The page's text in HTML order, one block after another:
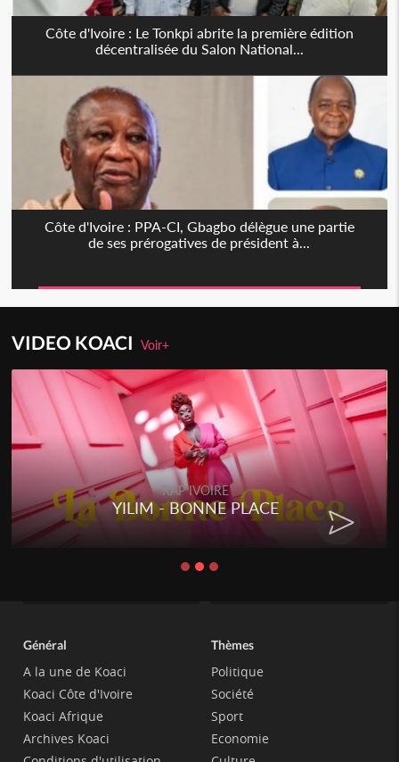
Côte d'Ivoire : Le Tonkpi abrite la première édition
décentralisée du Salon National...
Côte d'Ivoire : PPA-CI, Gbagbo délègue une partie
de ses prérogatives de président à...
VIDEO KOACIVoir+
RAP IVOIRE
YILIM - BONNE PLACE
Général
A la une de Koaci
Koaci Côte d'Ivoire
Koaci Afrique
Archives Koaci
Thèmes
Politique
Société
Sport
Economie